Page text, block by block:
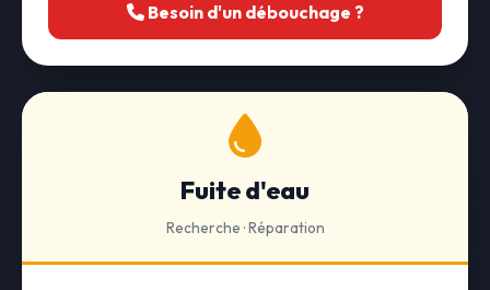
Besoin d'un débouchage ?
Fuite d'eau
Recherche · Réparation